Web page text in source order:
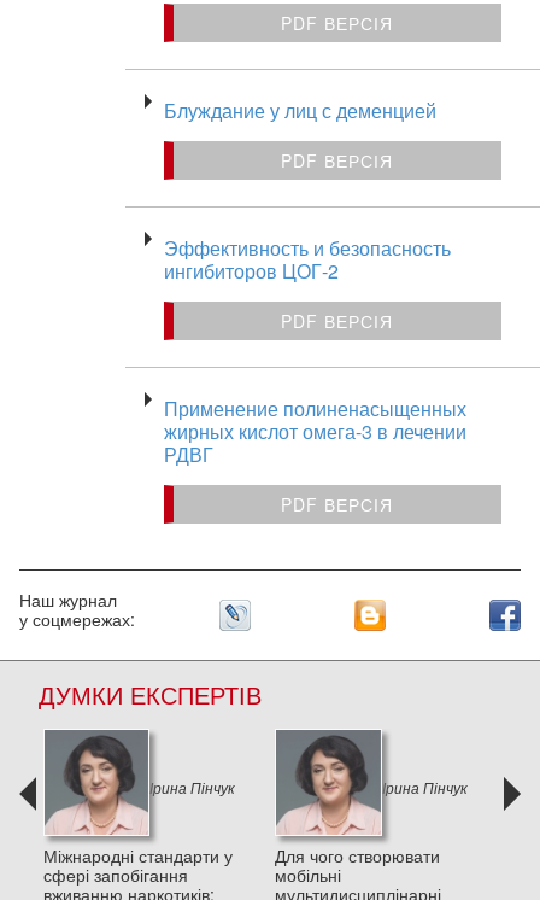
PDF ВЕРСІЯ
Блуждание у лиц с деменцией
PDF ВЕРСІЯ
Эффективность и безопасность
ингибиторов ЦОГ-2
PDF ВЕРСІЯ
Применение полиненасыщенных
жирных кислот омега-3 в лечении
РДВГ
PDF ВЕРСІЯ
Наш журнал
у соцмережах:
ДУМКИ ЕКСПЕРТІВ
Ірина Пінчук
Міжнародні стандарти у
сфері запобігання
вживанню наркотиків:
Ірина Пінчук
Для чого створювати
мобільні
мультидисциплінарні